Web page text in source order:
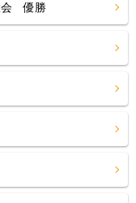
会 優勝